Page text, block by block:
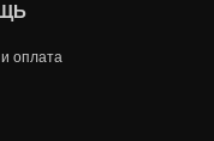
260
оплата